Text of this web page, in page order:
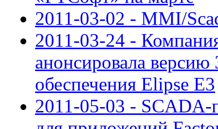
2011-03-02 - MMI/
2011-03-24 -
анонсировала
обеспечения Elipse E3
2011-05-03 - SCADA-